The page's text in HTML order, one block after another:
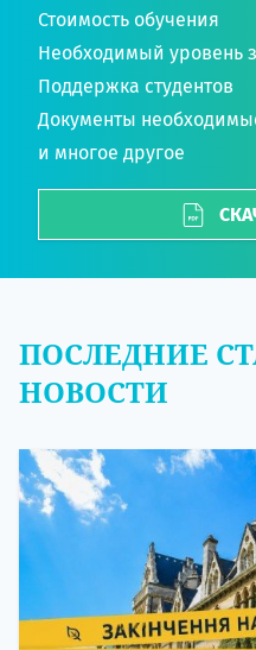
Стоимость обучения
Необходимый уровень
Поддержка студентов
Документы
и многое другое
ПОСЛЕДНИЕ
НОВОСТИ